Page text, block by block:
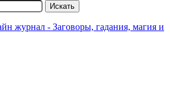
Искать